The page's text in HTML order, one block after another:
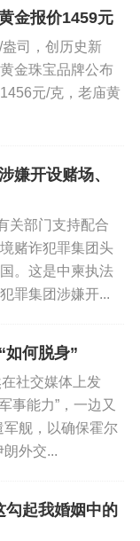
金报价1459元
司，创历史新
金珠宝品牌公布
元/克，老庙黄
嫌开设赌场、
关部门支持配合
赌诈犯罪集团头
。这是中柬执法
罪集团涉嫌开...
如何脱身”
社交媒体上发
事能力”，一边又
军舰，以确保霍尔
外交...
勾起我婚姻中的